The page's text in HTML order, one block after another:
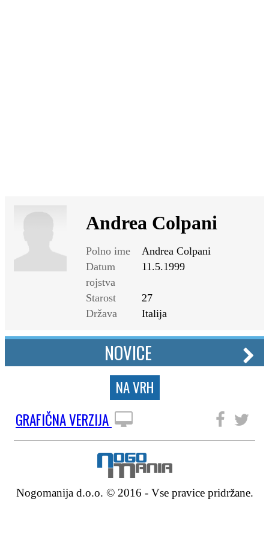
Andrea Colpani
Polno ime
Andrea Colpani
Datum
rojstva
11.5.1999
Starost
27
Država
Italija
NOVICE
NA VRH
GRAFIČNA VERZIJA
Nogomanija d.o.o. © 2016 - Vse pravice pridržane.